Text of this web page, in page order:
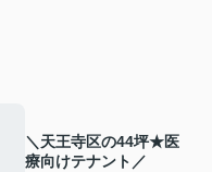
＼天王寺区の44坪★医
療向けテナント／